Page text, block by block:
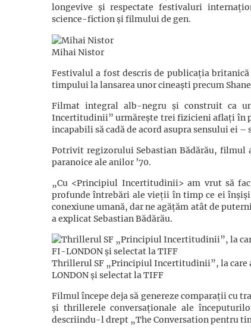
longevive și respectate festivaluri
science-fiction și filmului de gen.
Mihai Nistor
Festivalul a fost descris de publicația
timpului la lansarea unor cineaști precum
Filmat integral alb-negru și construit ca
Incertitudinii” urmărește trei fizicieni aflați în
incapabili să cadă de acord asupra sensului ei –
Potrivit regizorului Sebastian Bădărău,
paranoice ale anilor ’70.
„Cu <Principiul Incertitudinii> am vrut să
profunde întrebări ale vieții în timp ce ei
conexiune umană, dar ne agățăm atât de
a explicat Sebastian Bădărău.
Thrillerul SF „Principiul Incertitudinii”, la care
LONDON și selectat la TIFF
Filmul începe deja să genereze comparații cu
și thrillerele conversaționale ale
descriindu-l drept „The Conversation pentru